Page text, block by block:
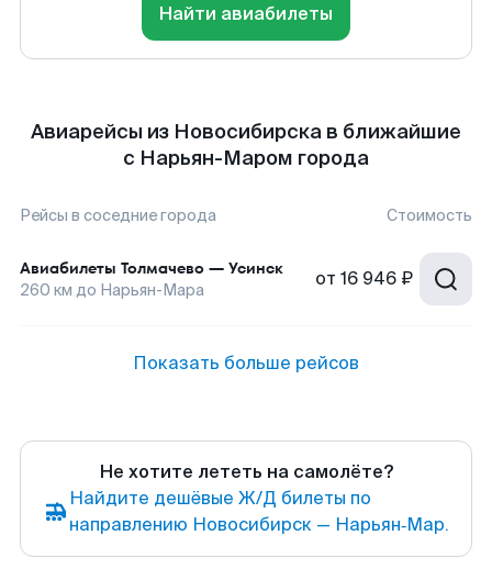
Найти авиабилеты
Авиарейсы из Новосибирска в ближайшие
с Нарьян-Маром города
Рейсы в соседние города Стоимость
Авиабилеты Толмачево — Усинск
260 км до Нарьян-Мара от 16 946 ₽
Показать больше рейсов
Не хотите лететь на самолёте?
Найдите дешёвые Ж/Д билеты по
направлению Новосибирск — Нарьян‑Мар.